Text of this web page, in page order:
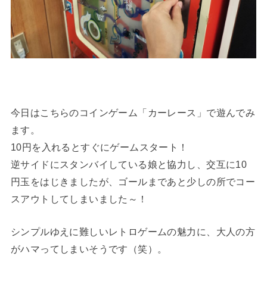
今日はこちらのコインゲーム「カーレース」で遊んでみ
ます。
10円を入れるとすぐにゲームスタート！
逆サイドにスタンバイしている娘と協力し、交互に10
円玉をはじきましたが、ゴールまであと少しの所でコー
スアウトしてしまいました～！
シンプルゆえに難しいレトロゲームの魅力に、大人の方
がハマってしまいそうです（笑）。